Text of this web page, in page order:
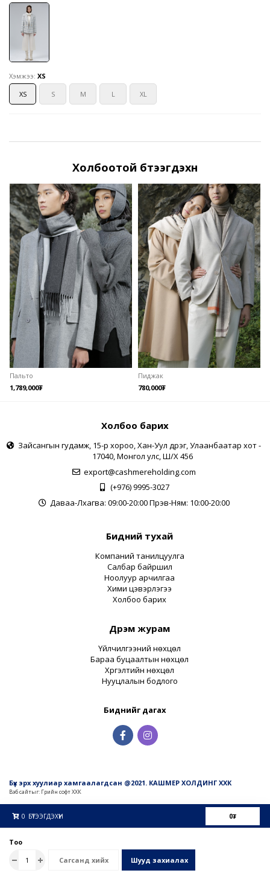
Хэмжээ: XS
XS
S M L XL
Тоо
Сагсанд хийх
Шууд захиалах
Холбоотой бүтээгдэхүүн
Пальто
1,789,000₮
Пиджак
780,000₮
Холбоо барих
Зайсангын гудамж, 15-р хороо, Хан-Уул дүүрэг, Улаанбаатар хот -
17040, Монгол улс, Ш/Х 456
export@cashmereholding.com
(+976) 9995-3027
Даваа-Лхагва: 09:00-20:00 Пүрэв-Ням: 10:00-20:00
Бидний тухай
Компаний танилцуулга
Салбар байршил
Ноолуур арчилгаа
Хими цэвэрлэгээ
Холбоо барих
Дүрэм журам
Үйлчилгээний нөхцөл
Бараа буцаалтын нөхцөл
Хүргэлтийн нөхцөл
Нууцлалын бодлого
Биднийг дагах
Бүх эрх хуулиар хамгаалагдсан @2021. КАШМЕР ХОЛДИНГ ХХК
Вэб сайтыг: Грийн софт ХХК
0 БҮТЭЭГДЭХҮҮН 0₮